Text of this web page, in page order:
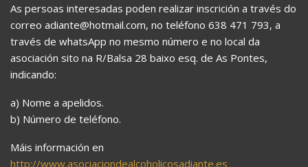
As persoas interesadas poden realizar inscrición a través do
correo adiante@hotmail.com, no teléfono 638 471 793, a
través de whatsApp no mesmo número e no local da
asociación sito na R/Balsa 28 baixo esq. de As Pontes,
indicando:
a) Nome a apelidos.
b) Número de teléfono.
Máis información en
http://www.asociaciondealcoholicosadiante.es